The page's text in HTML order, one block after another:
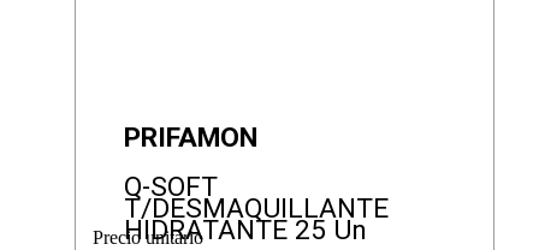
PRIFAMON
Q-SOFT
T/DESMAQUILLANTE
HIDRATANTE 25 Un
Precio unitario